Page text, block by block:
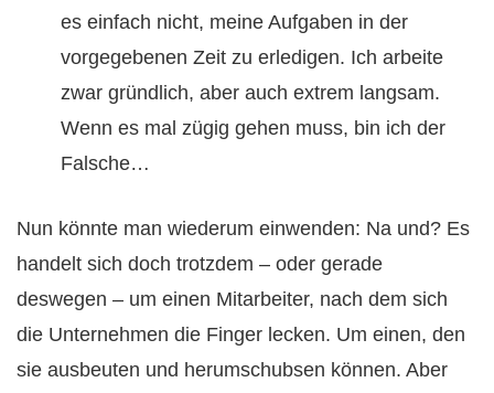
es einfach nicht, meine Aufgaben in der
vorgegebenen Zeit zu erledigen. Ich arbeite
zwar gründlich, aber auch extrem langsam.
Wenn es mal zügig gehen muss, bin ich der
Falsche…
Nun könnte man wiederum einwenden: Na und? Es
handelt sich doch trotzdem – oder gerade
deswegen – um einen Mitarbeiter, nach dem sich
die Unternehmen die Finger lecken. Um einen, den
sie ausbeuten und herumschubsen können. Aber